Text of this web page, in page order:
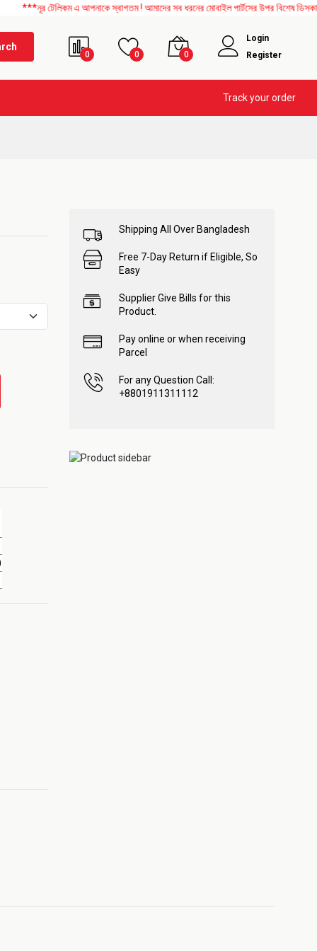
টেলিকম এ আপনাকে স্বাগতম ! আমাদের সব ধরনের মোবাইল পার্টসের উপর বিশেষ
0 0 0
Login
Register
Track your order
Shipping All Over Bangladesh
Free 7-Day Return if Eligible, So
Easy
Supplier Give Bills for this
Product.
Pay online or when receiving
Parcel
For any Question Call:
+8801911311112